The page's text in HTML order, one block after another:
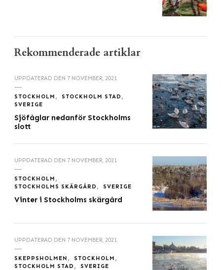
Rekommenderade artiklar
UPPDATERAD DEN 7 NOVEMBER, 2021
STOCKHOLM
STOCKHOLM STAD
SVERIGE
Sjöfåglar nedanför Stockholms
slott
UPPDATERAD DEN 7 NOVEMBER, 2021
STOCKHOLM
STOCKHOLMS SKÄRGÅRD
SVERIGE
Vinter i Stockholms skärgård
UPPDATERAD DEN 7 NOVEMBER, 2021
SKEPPSHOLMEN
STOCKHOLM
STOCKHOLM STAD
SVERIGE